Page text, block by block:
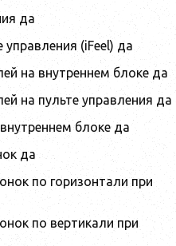
да
(iFeel) да
на внутреннем блоке да
на пульте управления да
блоке да
да
по горизонтали при
по вертикали при